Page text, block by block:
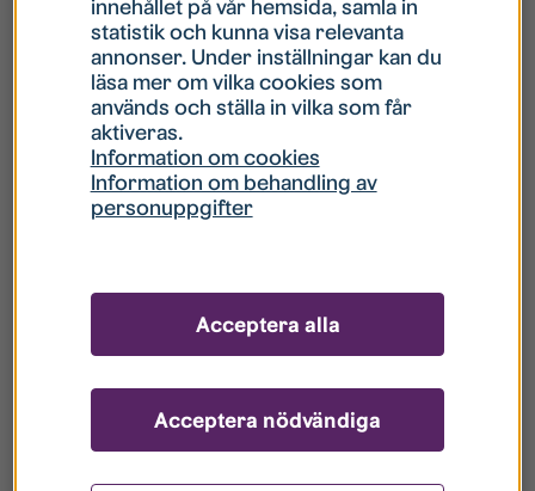
Hur gör jag om mitt konto är låst?
Hur gör jag när jag glömt mitt lösenord?
Vad innebär Gästkonto/Gästanvändare?
innehållet på vår hemsida, samla in
statistik och kunna visa relevanta
annonser. Under inställningar kan du
läsa mer om vilka cookies som
används och ställa in vilka som får
aktiveras.
Information om cookies
Information om behandling av
personuppgifter
Acceptera nödvändiga
Acceptera alla